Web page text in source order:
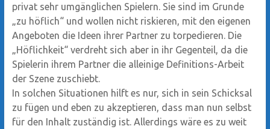
privat sehr umgänglichen Spielern. Sie sind im Grunde
„zu höflich“ und wollen nicht riskieren, mit den eigenen
Angeboten die Ideen ihrer Partner zu torpedieren. Die
„Höflichkeit“ verdreht sich aber in ihr Gegenteil, da die
Spielerin ihrem Partner die alleinige Definitions-Arbeit
der Szene zuschiebt.
In solchen Situationen hilft es nur, sich in sein Schicksal
zu fügen und eben zu akzeptieren, dass man nun selbst
für den Inhalt zuständig ist. Allerdings wäre es zu weit